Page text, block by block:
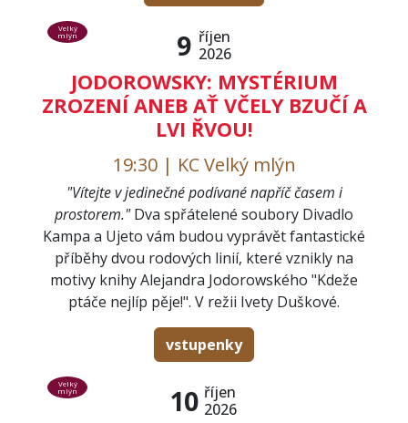
9 říjen
2026
JODOROWSKY: MYSTÉRIUM
ZROZENÍ ANEB AŤ VČELY BZUČÍ A
LVI ŘVOU!
Velký
mlýn
19:30 | KC Velký mlýn
"Vítejte v jedinečné podívané napříč časem i
prostorem."Dva spřátelené soubory Divadlo
Kampa a Ujeto vám budou vyprávět fantastické
příběhy dvou rodových linií, které vznikly na
motivy knihy Alejandra Jodorowského "Kdeže
ptáče nejlíp pěje!". V režii Ivety Duškové.
vstupenky
10 říjen
2026
Velký
mlýn